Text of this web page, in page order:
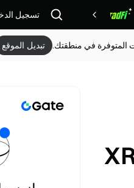
تسجيل
المتوفرة في منطقتك. تبديل الموقع